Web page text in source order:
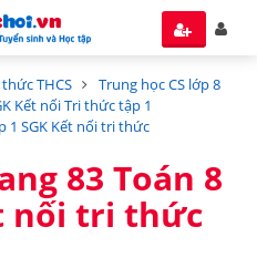
THCS
Trung học CS lớp 8
Kết nối Tri thức tập 1
1 SGK Kết nối tri thức
83 Toán 8
nối tri thức